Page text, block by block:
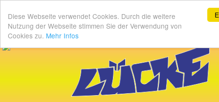
Diese Webseite verwendet Cookies. Durch die weitere
Nutzung der Webseite stimmen Sie der Verwendung von
Cookies zu. Mehr Infos